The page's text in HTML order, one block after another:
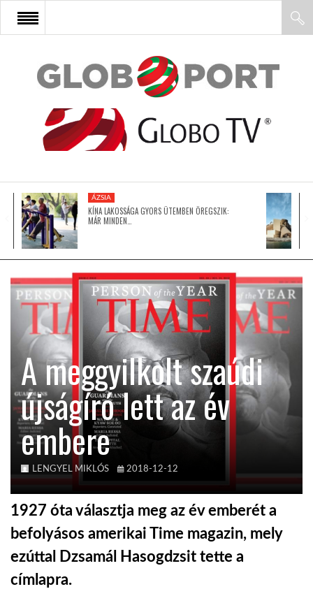
FŐOLDAL
AFRIKA
ÁZSIA
LATIN-AMERIKA
KÖZEL-KELET
AUSZTRÁLIA
A VILÁG ITTHON
ÁZSIA
KÍNA LAKOSSÁGA GYORS ÜTEMBEN ÖREGSZIK:
MÁR MINDEN…
A meggyilkolt szaúdi
újságíró lett az év
embere
LENGYEL MIKLÓS 2018-12-12
1927 óta választja meg az év emberét a
befolyásos amerikai Time magazin, mely
ezúttal Dzsamál Hasogdzsit tette a
címlapra.